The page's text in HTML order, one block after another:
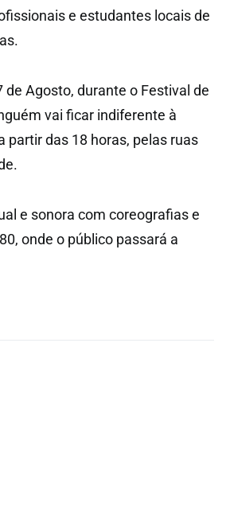
e estudantes locais de
de Agosto, durante o Festival de
vai ficar indiferente à
partir das 18 horas, pelas ruas
e sonora com coreografias e
onde o público passará a